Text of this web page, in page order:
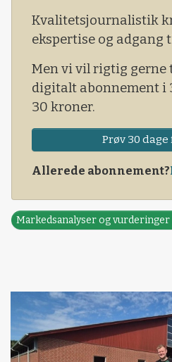
Kvalitetsjournalistik
ekspertise og adgang
Men vi vil rigtig gerne
digitalt abonnement i
30 kroner.
Prøv 30
Allerede abonnement?
Markedsanalyser og